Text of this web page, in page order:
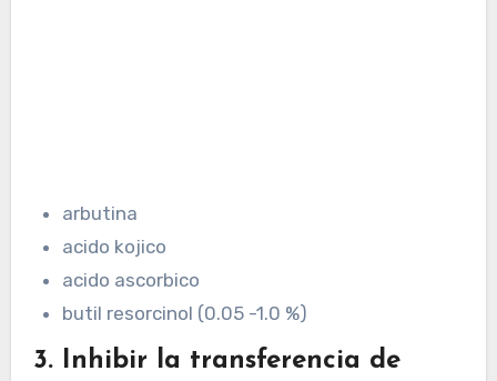
arbutina
acido kojico
acido ascorbico
butil resorcinol (0.05 -1.0 %)
3. Inhibir la transferencia de